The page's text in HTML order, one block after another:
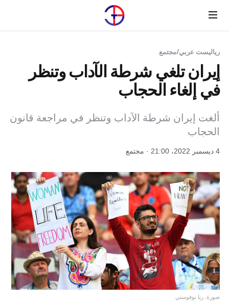
Menu
رياليست عربي/مجتمع
إيران تلغي شرطة الآداب وتنظر
في إلغاء الحجاب
ألغت إيران شرطة الآداب وتنظر في مراجعة قانون
الحجاب
4 ديسمبر 2022، 21:00 · مجتمع
صورة. ريا نوفوستي